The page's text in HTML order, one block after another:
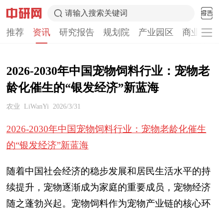
请输入搜索关键词
推荐 资讯 研究报告 规划院 产业园区 商业计
2026-2030年中国宠物饲料行业：宠物老
龄化催生的“银发经济”新蓝海
农业 LiWanYi 2026/3/31
2026-2030年中国宠物饲料行业：宠物老龄化催生
的“银发经济”新蓝海
随着中国社会经济的稳步发展和居民生活水平的持
续提升，宠物逐渐成为家庭的重要成员，宠物经济
随之蓬勃兴起。宠物饲料作为宠物产业链的核心环